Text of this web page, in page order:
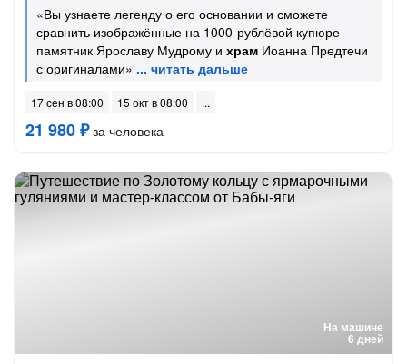
«Вы узнаете легенду о его основании и сможете
сравнить изображённые на 1000-рублёвой купюре
памятник Ярославу Мудрому и храм Иоанна Предтечи
с оригиналами»
17 сен в 08:00 15 окт в 08:00
21 980 ₽за человека
На машине
6 дней